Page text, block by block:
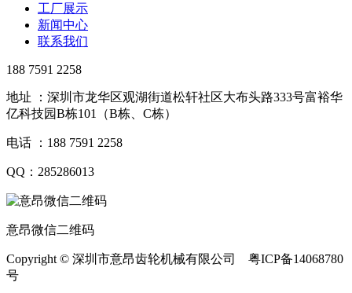
工厂展示
新闻中心
联系我们
188 7591 2258
地址 ：深圳市龙华区观湖街道松轩社区大布头路333号富裕华
亿科技园B栋101（B栋、C栋）
电话 ：188 7591 2258
QQ：285286013
意昂微信二维码
Copyright © 深圳市意昂齿轮机械有限公司 粤ICP备14068780
号